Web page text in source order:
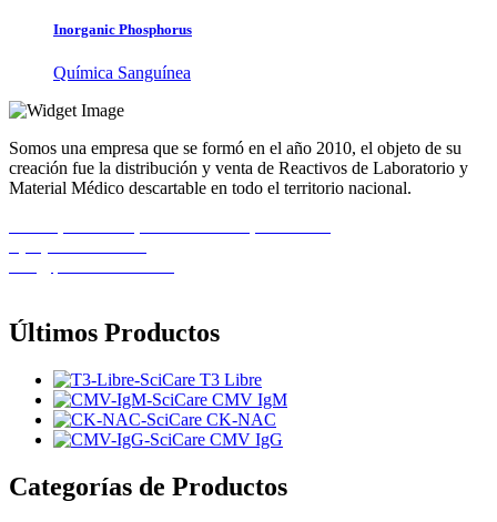
Inorganic Phosphorus
Química Sanguínea
Somos una empresa que se formó en el año 2010, el objeto de su
creación fue la distribución y venta de Reactivos de Laboratorio y
Material Médico descartable en todo el territorio nacional.
Últimos Productos
T3 Libre
CMV IgM
CK-NAC
CMV IgG
Categorías de Productos